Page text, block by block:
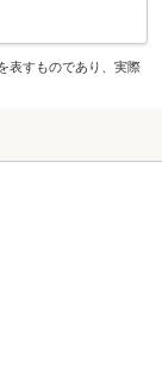
表すものであり、実際